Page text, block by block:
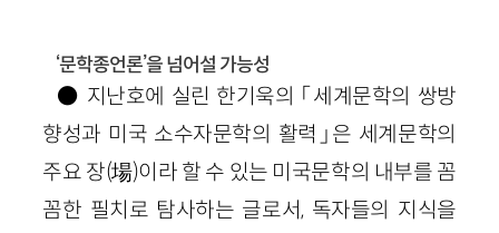
‘문학종언론’을 넘어설 가능성
● 지난호에 실린 한기욱의 「세계문학의 쌍방
향성과 미국 소수자문학의 활력」은 세계문학의
주요 장(場)이라 할 수 있는 미국문학의 내부를 꼼
꼼한 필치로 탐사하는 글로서, 독자들의 지식을